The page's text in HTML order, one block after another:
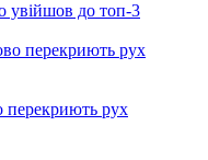
увійшов до топ-3
перекриють рух